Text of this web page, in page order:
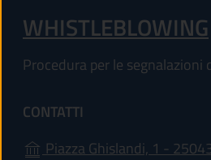
WHISTLEBLOWING
Procedura per le segnalazioni
CONTATTI
Piazza Ghislandi, 1 -